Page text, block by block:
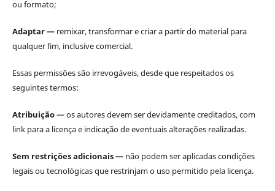
ou formato;
Adaptar —remixar, transformar e criar a partir do material para
qualquer fim, inclusive comercial.
Essas permissões são irrevogáveis, desde que respeitados os
seguintes termos:
Atribuição— os autores devem ser devidamente creditados, com
link para a licença e indicação de eventuais alterações realizadas.
Sem restrições adicionais — não podem ser aplicadas condições
legais ou tecnológicas que restrinjam o uso permitido pela licença.